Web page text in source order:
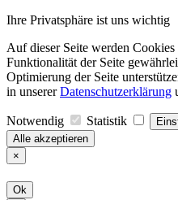
Ihre Privatsphäre ist uns wichtig
Auf dieser Seite werden
Funktionalität der Seite
Optimierung der Seite
in unsererDatenschutzerklärung
Notwendig Statistik
Alle akzeptieren
×
Ok